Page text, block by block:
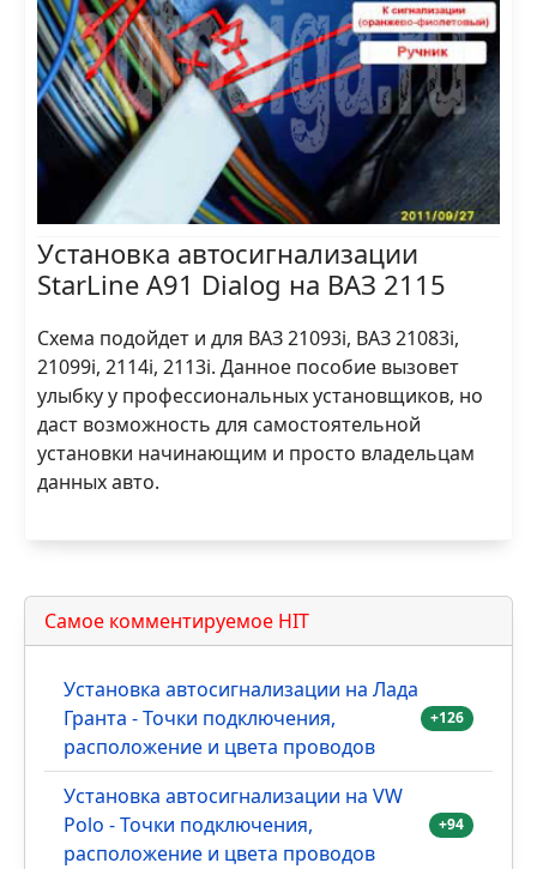
Установка автосигнализации
StarLine A91 Dialog на ВАЗ 2115
Схема подойдет и для ВАЗ 21093i, ВАЗ 21083i,
21099i, 2114i, 2113i. Данное пособие вызовет
улыбку у профессиональных установщиков, но
даст возможность для самостоятельной
установки начинающим и просто владельцам
данных авто.
Самое комментируемое HIT
Установка автосигнализации на Лада
Гранта - Точки подключения,
расположение и цвета проводов
+126
Установка автосигнализации на VW
Polo - Точки подключения,
расположение и цвета проводов
+94